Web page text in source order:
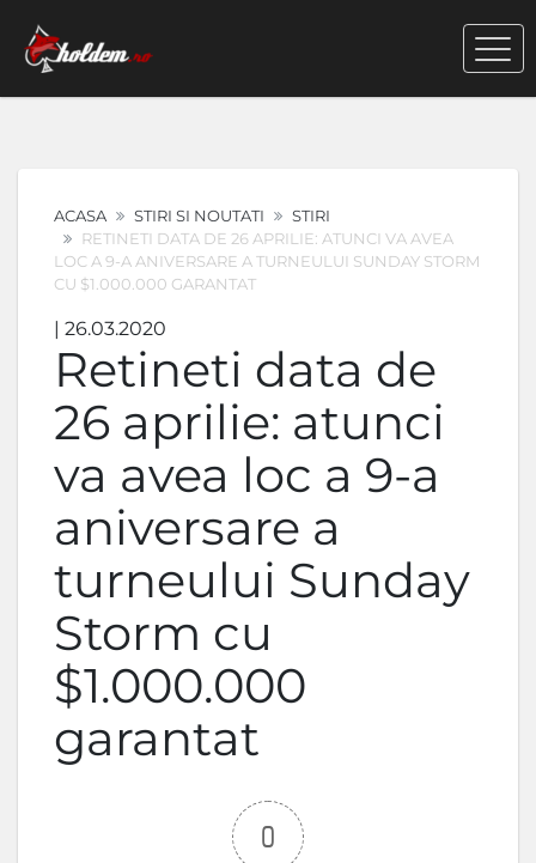
ACASA STIRI SI NOUTATI
STIRI
RETINETI DATA DE 26 APRILIE: ATUNCI VA AVEA
LOC A 9-A ANIVERSARE A TURNEULUI SUNDAY STORM
CU $1.000.000 GARANTAT
| 26.03.2020
Retineti data de
26 aprilie: atunci
va avea loc a 9-a
aniversare a
turneului Sunday
Storm cu
$1.000.000
garantat
0